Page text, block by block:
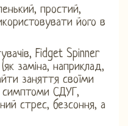
простий,
його в
Fidget Spinner
заміна, наприклад,
заняття своїми
СДУГ,
стрес, безсоння, а